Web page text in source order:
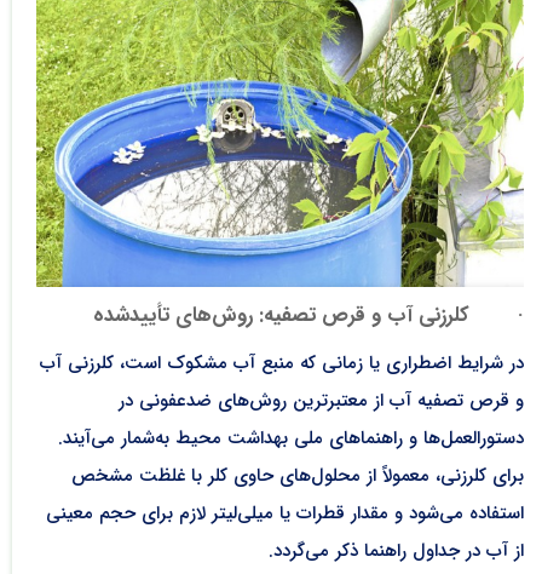
· کلرزنی آب و قرص تصفیه: روش‌های تأییدشده
در شرایط اضطراری یا زمانی که منبع آب مشکوک است، کلرزنی آب
و قرص تصفیه آب از معتبرترین روش‌های ضدعفونی در
دستورالعمل‌ها و راهنماهای ملی بهداشت محیط به‌شمار می‌آیند.
برای کلرزنی، معمولاً از محلول‌های حاوی کلر با غلظت مشخص
استفاده می‌شود و مقدار قطرات یا میلی‌لیتر لازم برای حجم معینی
از آب در جداول راهنما ذکر می‌گردد.